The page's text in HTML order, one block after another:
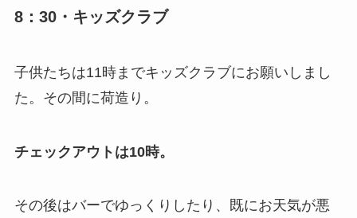
8：30・キッズクラブ
子供たちは11時までキッズクラブにお願いしまし
た。その間に荷造り。
チェックアウトは10時。
その後はバーでゆっくりしたり、既にお天気が悪